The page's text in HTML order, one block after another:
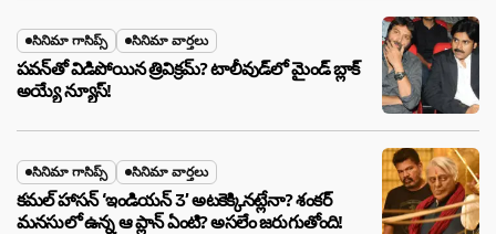
సినిమా గాసిప్స్ సినిమా వార్తలు
పవన్‌తో విడిపోయిన త్రివిక్రమ్? టాలీవుడ్‌లో మైండ్ బ్లాక్
అయ్యే న్యూస్!
సినిమా గాసిప్స్ సినిమా వార్తలు
కమల్ హాసన్ ‘ఇండియన్ 3’ అటకెక్కినట్లేనా? శంకర్
మనసులో ఉన్న ఆ ప్లాన్ ఏంటి? అసలేం జరుగుతోంది!